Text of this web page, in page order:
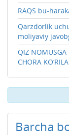
RAQS bu-
Qarzdorlik
moliyaviy
QIZ NOMUSGA
CHORA
Barcha